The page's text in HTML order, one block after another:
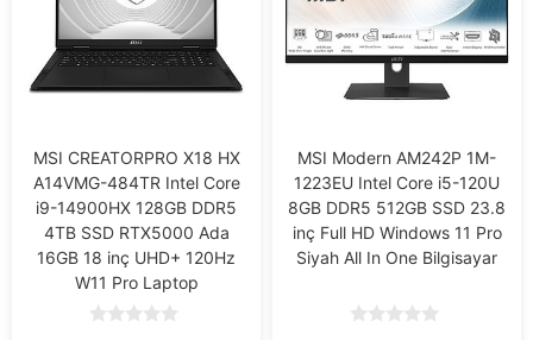
MSI CREATORPRO X18 HX
A14VMG-484TR Intel Core
i9-14900HX 128GB DDR5
4TB SSD RTX5000 Ada
16GB 18 inç UHD+ 120Hz
W11 Pro Laptop
MSI Modern AM242P 1M-
1223EU Intel Core i5-120U
8GB DDR5 512GB SSD 23.8
inç Full HD Windows 11 Pro
Siyah All In One Bilgisayar